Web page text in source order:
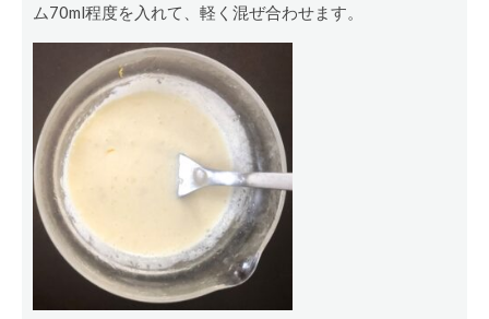
ム70ml程度を入れて、軽く混ぜ合わせます。